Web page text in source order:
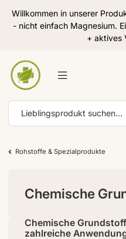
Willkommen in unserer
- nicht einfach Magnesium.
+ aktives
Rohstoffe & Spezialprodukte
Chemische
Chemische
zahlreiche